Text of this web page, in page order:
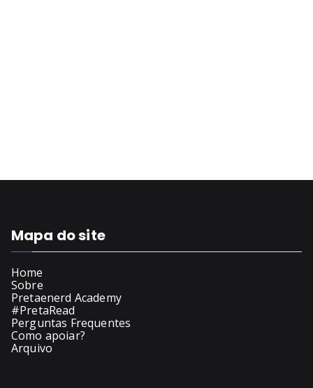
Mapa do site
Home
Sobre
Pretaenerd Academy
#PretaRead
Perguntas Frequentes
Como apoiar?
Arquivo